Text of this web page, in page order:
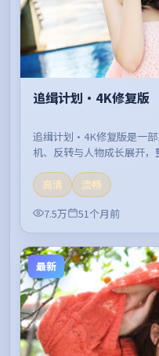
追缉计划·4K修复版
追缉计划·4K修复版是一
机、反转与人物成长展开，
高清
流畅
7.5万
51个月前
最新